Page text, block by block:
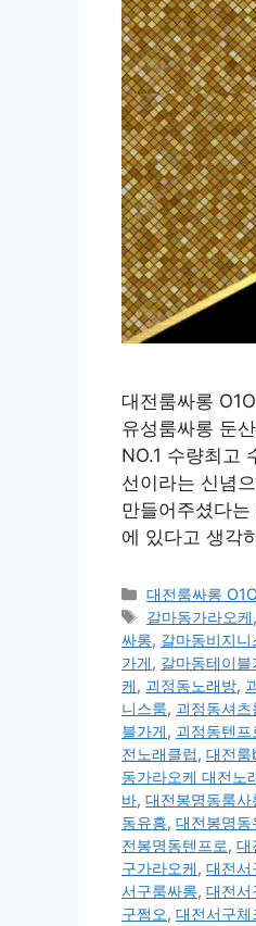
대전룸싸롱
유성룸싸롱 둔
NO.1 수량최고
선이라는 신념
만들어주셨다
에 있다고 생각
카
테
고
리
대전룸싸롱
태
그
갈마동가라오케,
싸롱, 갈마동비지니
가게, 갈마동테이블
케, 괴정동노래방,
니스룸, 괴정동셔츠
블가게, 괴정동텐프
전노래클럽, 대전룸
동가라오케 대전노
바, 대전봉명동룸사
동유흥, 대전봉명동
전봉명동텐프로, 대
구가라오케, 대전서
서구룸싸롱, 대전서
구쩜오, 대전서구체